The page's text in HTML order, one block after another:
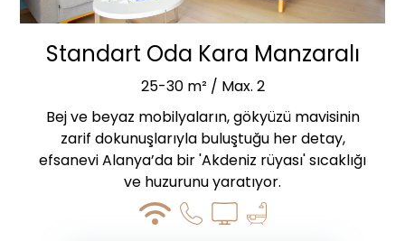
Standart Oda Kara Manzaralı
25-30 m² / Max. 2
Bej ve beyaz mobilyaların, gökyüzü mavisinin
zarif dokunuşlarıyla buluştuğu her detay,
efsanevi Alanya’da bir 'Akdeniz rüyası' sıcaklığı
ve huzurunu yaratıyor.